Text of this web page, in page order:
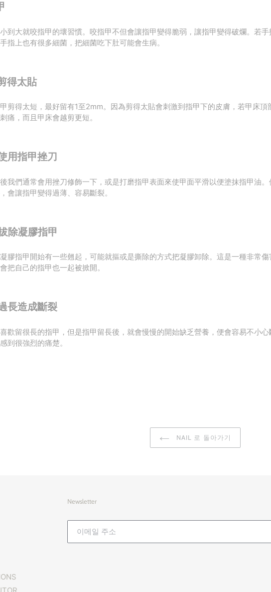
到大就咬指甲的壞習慣。咬指甲不但會讓指甲變得脆弱，讓指甲變得破爛。若
指上也有很多細菌，把細菌吃下肚可能會生病。
得太貼
剪得太短，最好留有1至2mm。因為剪得太貼會刺激到指甲下的皮膚，若甲床
痛，而且甲床會越剪更短。
用指甲挫刀
我們通常會用挫刀修飾一下，或是打磨指甲表面來使甲面平滑以便塗抹指甲油
會讓指甲變得過薄、容易斷裂。
除凝膠指甲
膠指甲開始有一些翹起，可能就摳或是撕除的方式把凝膠卸除。這是一種非常
把自己的指甲也一起被掀開。
長造成斷裂
歡留很長的指甲，但是指甲留長後，就會慢慢的開始缺乏營養，便會容易不小
到很強烈的痛楚。
NAIL 로 돌아가기
Newsletter